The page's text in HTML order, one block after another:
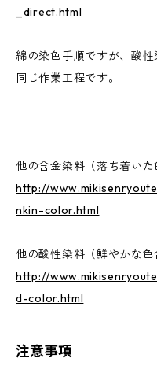
_direct.html
綿の染色手順ですが、酸
同じ作業工程です。
他の含金染料（落ち着いた
http://
nkin-color.html
他の酸性染料（鮮やかな色
http://
d-color.html
注意事項